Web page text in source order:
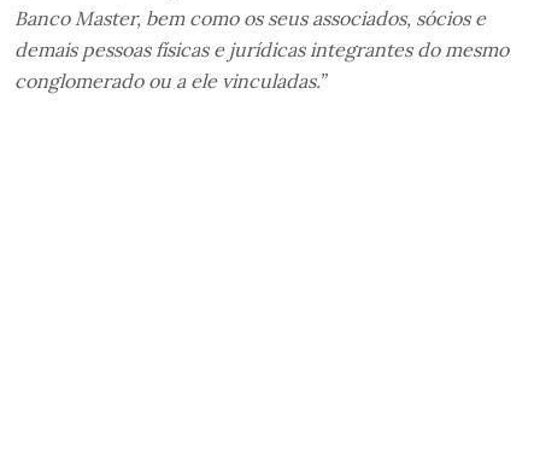
Banco Master, bem como os seus associados, sócios e
demais pessoas físicas e jurídicas integrantes do mesmo
conglomerado ou a ele vinculadas.”